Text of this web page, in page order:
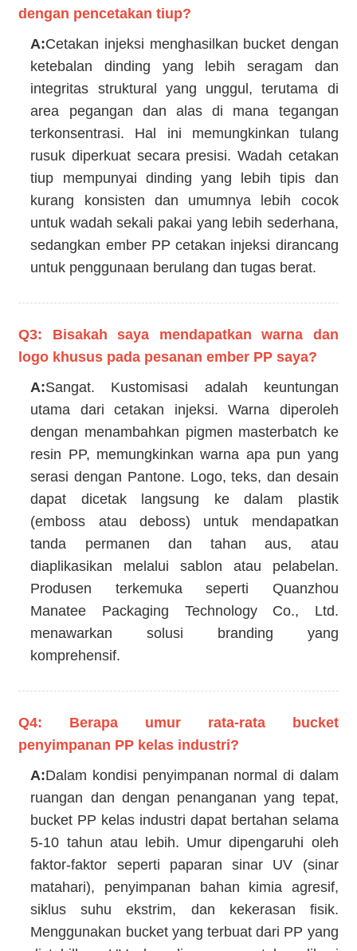
dengan pencetakan tiup?
A:Cetakan injeksi menghasilkan bucket dengan
ketebalan dinding yang lebih seragam dan
integritas struktural yang unggul, terutama di
area pegangan dan alas di mana tegangan
terkonsentrasi. Hal ini memungkinkan tulang
rusuk diperkuat secara presisi. Wadah cetakan
tiup mempunyai dinding yang lebih tipis dan
kurang konsisten dan umumnya lebih cocok
untuk wadah sekali pakai yang lebih sederhana,
sedangkan ember PP cetakan injeksi dirancang
untuk penggunaan berulang dan tugas berat.
Q3: Bisakah saya mendapatkan warna dan
logo khusus pada pesanan ember PP saya?
A:Sangat. Kustomisasi adalah keuntungan
utama dari cetakan injeksi. Warna diperoleh
dengan menambahkan pigmen masterbatch ke
resin PP, memungkinkan warna apa pun yang
serasi dengan Pantone. Logo, teks, dan desain
dapat dicetak langsung ke dalam plastik
(emboss atau deboss) untuk mendapatkan
tanda permanen dan tahan aus, atau
diaplikasikan melalui sablon atau pelabelan.
Produsen terkemuka seperti Quanzhou
Manatee Packaging Technology Co., Ltd.
menawarkan solusi branding yang
komprehensif.
Q4: Berapa umur rata-rata bucket
penyimpanan PP kelas industri?
A:Dalam kondisi penyimpanan normal di dalam
ruangan dan dengan penanganan yang tepat,
bucket PP kelas industri dapat bertahan selama
5-10 tahun atau lebih. Umur dipengaruhi oleh
faktor-faktor seperti paparan sinar UV (sinar
matahari), penyimpanan bahan kimia agresif,
siklus suhu ekstrim, dan kekerasan fisik.
Menggunakan bucket yang terbuat dari PP yang